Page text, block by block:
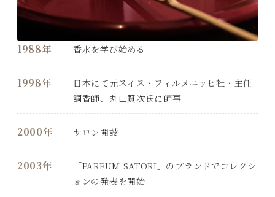
1988年 香水を学び始める
1998年
日本にて元スイス・フィルメニッヒ社・主任
調香師、丸山賢次氏に師事
2000年 サロン開設
2003年
「PARFUM SATORI」のブランドでコレクシ
ョンの発表を開始